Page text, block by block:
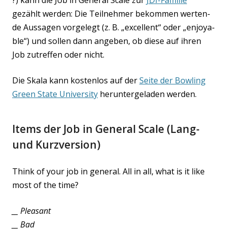
gezählt wer­den: Die Teil­neh­mer bekom­men wer­ten­
de Aus­sa­gen vor­ge­legt (z. B. „excel­lent“ oder „enjoya­
ble“) und sol­len dann ange­ben, ob die­se auf ihren
Job zutref­fen oder nicht.
Die Ska­la kann kos­ten­los auf derSei­te der Bow­ling
Green Sta­te Uni­ver­si­ty her­un­ter­ge­la­den werden.
Items der Job in General Scale (Lang-
und Kurzversion)
Think of your job in gene­ral. All in all, what is it like
most of the time?
__ Plea­sant
__ Bad